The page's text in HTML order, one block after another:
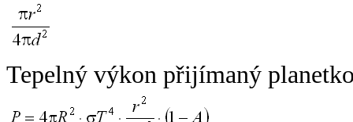
Tepelný výkon přijímaný